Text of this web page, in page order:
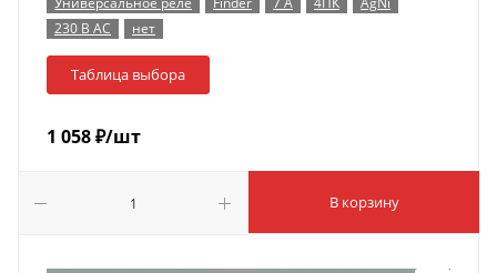
230 В AC
нет
Таблица выбора
1 058₽/шт
В корзину